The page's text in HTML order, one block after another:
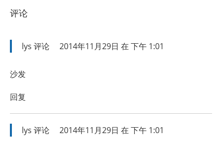
评论
lys 评论 2014年11月29日 在 下午 1:01
沙发
回复
lys 评论 2014年11月29日 在 下午 1:01